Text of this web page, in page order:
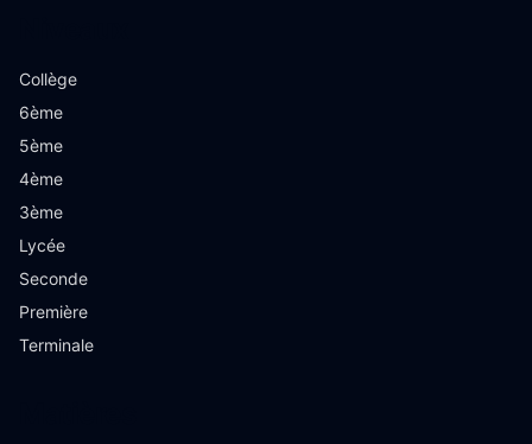
Collège
6ème
5ème
4ème
3ème
Lycée
Seconde
Première
Terminale